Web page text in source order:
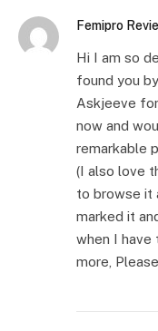
Femipro
Hi I am so
found you
Askjeeve
now and
remarkable
(I also love
to browse it
marked it
when I have
more,